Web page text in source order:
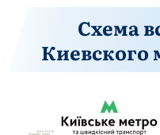
Схема
Киевского